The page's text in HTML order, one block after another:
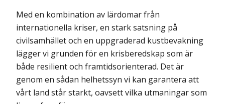
Med en kombination av lärdomar från
internationella kriser, en stark satsning på
civilsamhället och en uppgraderad kustbevakning
lägger vi grunden för en krisberedskap som är
både resilient och framtidsorienterad. Det är
genom en sådan helhetssyn vi kan garantera att
vårt land står starkt, oavsett vilka utmaningar som